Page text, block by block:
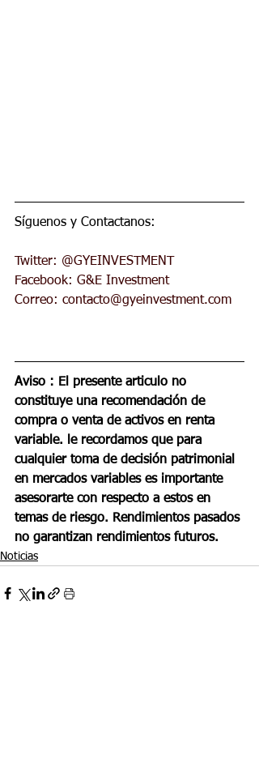
Síguenos y Contactanos:
Twitter: @GYEINVESTMENT
Facebook: G&E Investment
Correo: contacto@gyeinvestment.com
Aviso : El presente articulo no
constituye una recomendación de
compra o venta de activos en renta
variable. le recordamos que para
cualquier toma de decisión patrimonial
en mercados variables es importante
asesorarte con respecto a estos en
temas de riesgo. Rendimientos pasados
no garantizan rendimientos futuros.
Noticias